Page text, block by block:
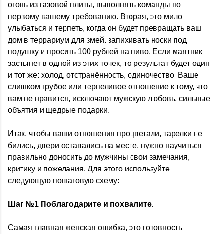
огонь из газовой плиты, выполнять команды по
первому вашему требованию. Вторая, это мило
улыбаться и терпеть, когда он будет превращать ваш
дом в террариум для змей, запихивать носки под
подушку и просить 100 рублей на пиво. Если маятник
застынет в одной из этих точек, то результат будет один
и тот же: холод, отстранённость, одиночество. Ваше
слишком грубое или терпеливое отношение к тому, что
вам не нравится, исключают мужскую любовь, сильные
объятия и щедрые подарки.
Итак, чтобы ваши отношения процветали, тарелки не
бились, двери оставались на месте, нужно научиться
правильно доносить до мужчины свои замечания,
критику и пожелания. Для этого используйте
следующую пошаговую схему:
Шаг №1 Поблагодарите и похвалите.
Самая главная женская ошибка, это готовность